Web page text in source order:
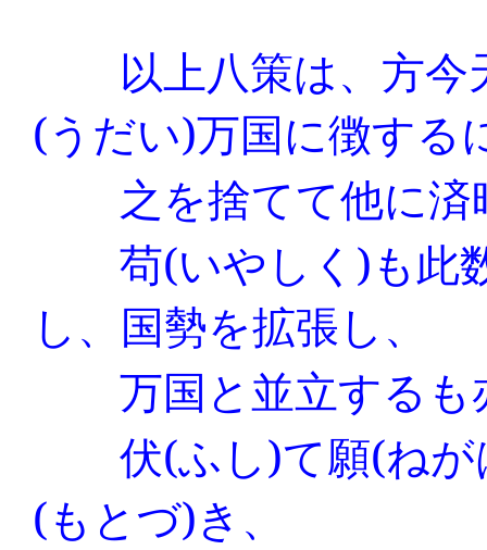
以上八策は、方今
(うだい)万国に徴する
之を捨てて他に済
苟(いやしく )も此
し、国勢を拡張し、
万国と並立するも
伏(ふし)て願(ね
(もとづ)き、